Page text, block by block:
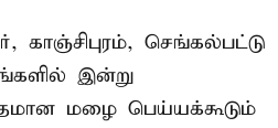
காஞ்சிபுரம், செங்கல்பட்டு
இன்று
மழை பெய்யக்கூடும்